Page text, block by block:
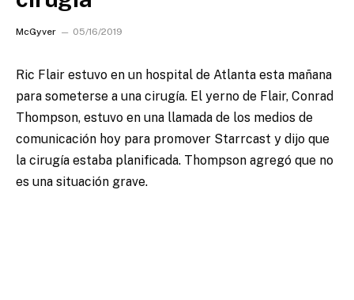
McGyver 05/16/2019
Ric Flair estuvo en un hospital de Atlanta esta mañana
para someterse a una cirugía. El yerno de Flair, Conrad
Thompson, estuvo en una llamada de los medios de
comunicación hoy para promover Starrcast y dijo que
la cirugía estaba planificada. Thompson agregó que no
es una situación grave.